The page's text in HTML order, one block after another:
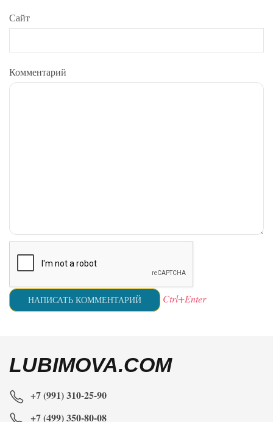
Сайт
Комментарий
Ctrl+Enter
LUBIMOVA.COM
+7 (991) 310-25-90
+7 (499) 350-80-08